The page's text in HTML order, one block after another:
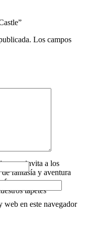
que invita a los
fantasía y aventura
una
tapetes
Los campos
en este navegador